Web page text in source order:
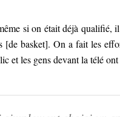
si on était déjà qualifié,
[de basket]. On a fait les
et les gens devant la télé